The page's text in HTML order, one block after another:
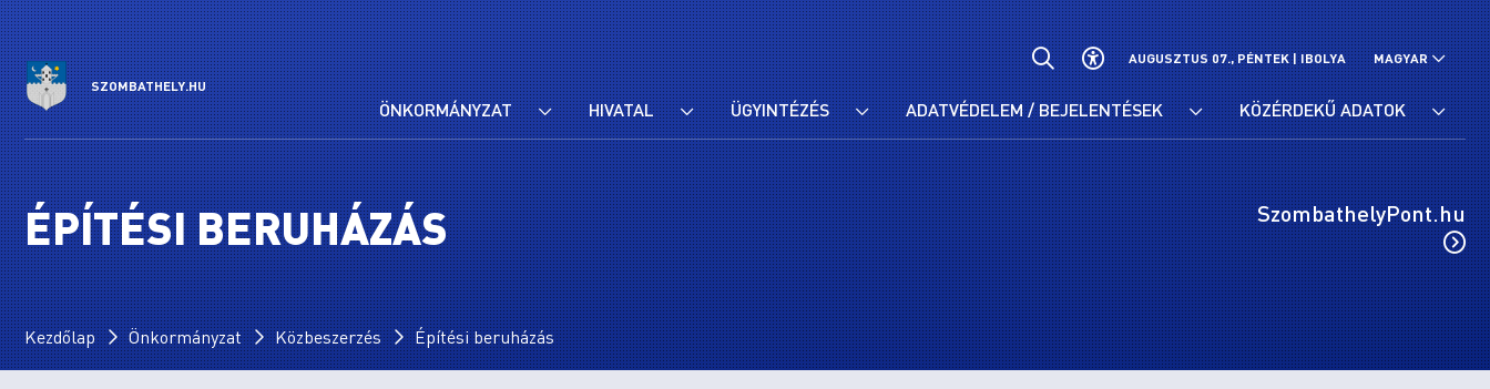
SZOMBATHELY.HU
AUGUSZTUS 07., PÉNTEK |IBOLYA MAGYAR
ÖNKORMÁNYZAT HIVATAL ÜGYINTÉZÉS ADATVÉDELEM / BEJELENTÉSEK KÖZÉRDEKŰ ADATOK
ÉPÍTÉSI BERUHÁZÁS SzombathelyPont.hu
Kezdőlap Önkormányzat Közbeszerzés Építési beruházás